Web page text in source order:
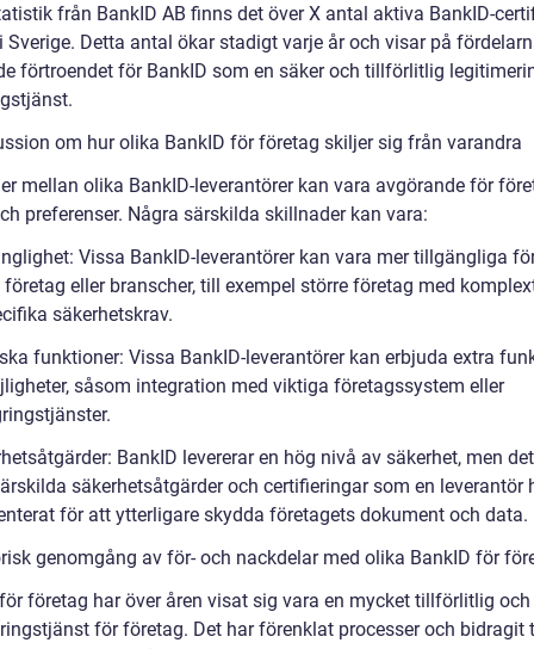
från BankID AB finns det över X antal aktiva BankID-
Sverige. Detta antal ökar stadigt varje år och visar på
förtroendet för BankID som en säker och tillförlitlig
om hur olika BankID för företag skiljer sig från varandra
mellan olika BankID-leverantörer kan vara avgörande för
preferenser. Några särskilda skillnader kan vara:
Vissa BankID-leverantörer kan vara mer tillgängliga
företag eller branscher, till exempel större företag med
säkerhetskrav.
funktioner: Vissa BankID-leverantörer kan erbjuda extra
såsom integration med viktiga företagssystem eller
BankID levererar en hög nivå av säkerhet, men
säkerhetsåtgärder och certifieringar som en leverantör
för att ytterligare skydda företagets dokument och data.
genomgång av för- och nackdelar med olika BankID för
företag har över åren visat sig vara en mycket tillförlitlig och
för företag. Det har förenklat processer och bidragit